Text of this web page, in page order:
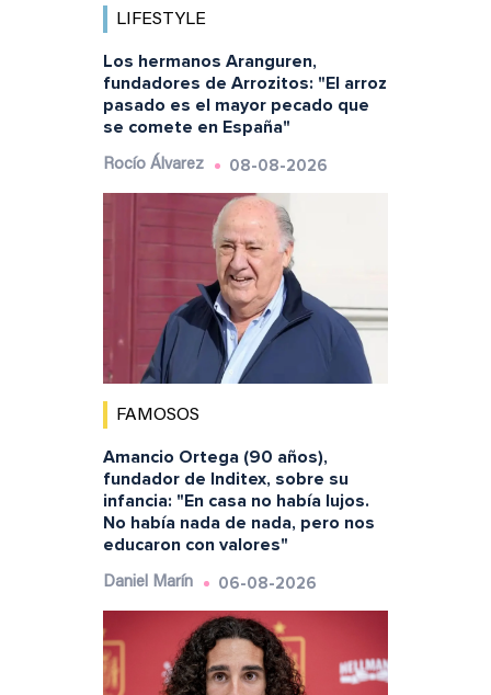
LIFESTYLE
Los hermanos Aranguren,
fundadores de Arrozitos: "El arroz
pasado es el mayor pecado que
se comete en España"
Rocío Álvarez 08-08-2026
FAMOSOS
Amancio Ortega (90 años),
fundador de Inditex, sobre su
infancia: "En casa no había lujos.
No había nada de nada, pero nos
educaron con valores"
Daniel Marín 06-08-2026